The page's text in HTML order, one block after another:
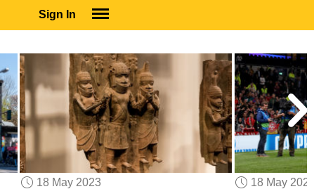
Sign In
SUBSCRIBE
EDUCATIONAL LICENSES
GIFT CARDS
OTHER LANGUAGES
ABOUT US
ALEXA
18 May 2023
18 May